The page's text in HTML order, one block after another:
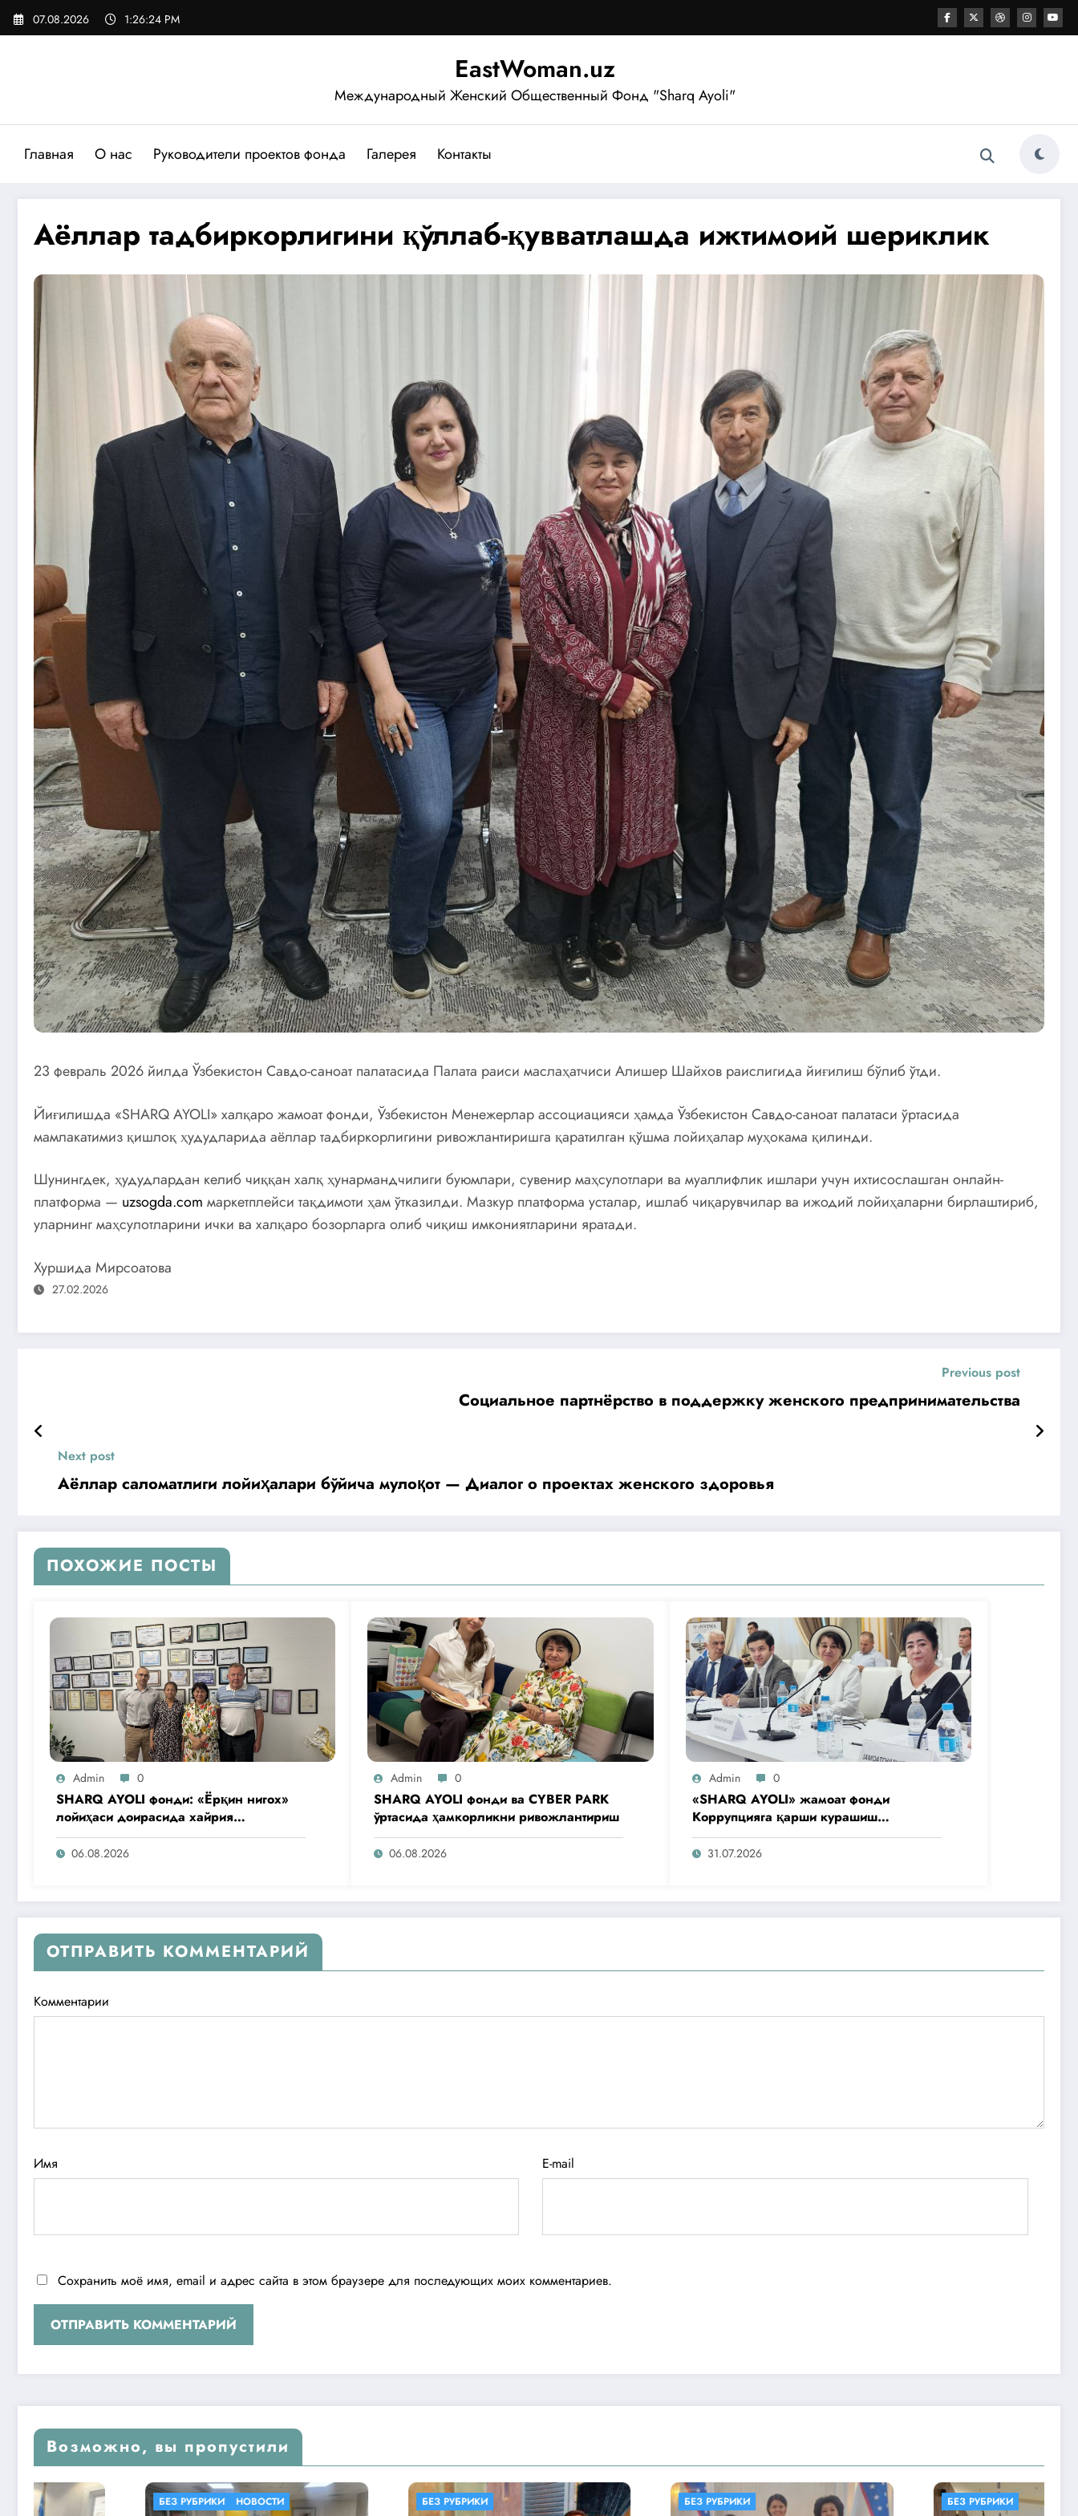
Перейти
07.08.2026 1:26:26 PM
EastWoman.uz
Международный Женский Общественный Фонд "Sharq Ayoli"
Главная О нас Руководители проектов фонда Галерея Контакты
Аёллар тадбиркорлигини қўллаб-қувватлашда ижтимоий шериклик
23 февраль 2026 йилда Ўзбекистон Савдо-саноат палатасида Палата раиси маслаҳатчиси Алишер Шайхов раислигида йиғилиш бўлиб ўтди.
Йиғилишда «SHARQ AYOLI» халқаро жамоат фонди, Ўзбекистон Менежерлар ассоциацияси ҳамда Ўзбекистон Савдо-саноат палатаси ўртасида
мамлакатимиз қишлоқ ҳудудларида аёллар тадбиркорлигини ривожлантиришга қаратилган қўшма лойиҳалар муҳокама қилинди.
Шунингдек, ҳудудлардан келиб чиққан халқ ҳунармандчилиги буюмлари, сувенир маҳсулотлари ва муаллифлик ишлари учун ихтисослашган онлайн-
платформа — uzsogda.com маркетплейси тақдимоти ҳам ўтказилди. Мазкур платформа усталар, ишлаб чиқарувчилар ва ижодий лойиҳаларни бирлаштириб,
уларнинг маҳсулотларини ички ва халқаро бозорларга олиб чиқиш имкониятларини яратади.
Хуршида Мирсоатова
27.02.2026
Previous post
Социальное партнёрство в поддержку женского предпринимательства
Next post
Аёллар саломатлиги лойиҳалари бўйича мулоқот — Диалог о проектах женского здоровья
ПОХОЖИЕ ПОСТЫ
Admin 0
SHARQ AYOLI фонди: «Ёрқин нигох»
лойиҳаси доирасида хайрия
операциялари ўтказилади
06.08.2026
Admin 0
SHARQ AYOLI фонди ва CYBER PARK
ўртасида ҳамкорликни ривожлантириш
06.08.2026
Admin 0
«SHARQ AYOLI» жамоат фонди
Коррупцияга қарши курашиш
агентлигидаги жамоат эшитувида
ташаббусларини тақдим этди
31.07.2026
ОТПРАВИТЬ КОММЕНТАРИЙ
Комментарии
Имя E-mail
Сохранить моё имя, email и адрес сайта в этом браузере для последующих моих комментариев.
Возможно, вы пропустили
БЕЗ РУБРИКИ НОВОСТИ БЕЗ РУБРИКИ БЕЗ РУБРИКИ БЕЗ РУБРИКИ